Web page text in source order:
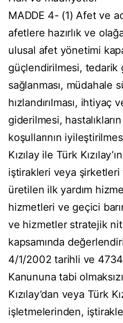
MADDE 4- (1) Afet ve
afetlere hazırlık ve
ulusal afet yönetimi
güçlendirilmesi, tedarik
sağlanması, müdahale
hızlandırılması, ihtiyaç
giderilmesi,
koşullarının
Kızılay ile Türk
iştirakleri veya şirketleri
üretilen ilk yardım
hizmetleri ve geçici
ve hizmetler stratejik
kapsamında
4/1/2002 tarihli ve 4734
Kanununa tabi
Kızılay’dan veya Türk
işletmelerinden,